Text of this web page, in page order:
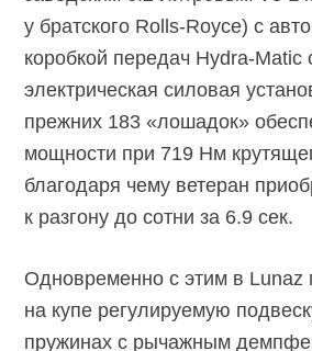
у братского Rolls-Royce) с
коробкой передач Hydra-Matic
электрическая силовая
прежних 183 «лошадок»
мощности при 719 Нм
благодаря чему ветеран
к разгону до сотни за 6.9 сек.
Одновременно с этим в Lunaz
на купе регулируемую
пружинах с рычажным